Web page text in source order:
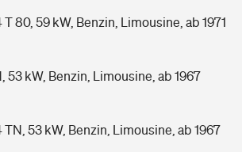
80, 59 kW, Benzin, Limousine, ab 1971
53 kW, Benzin, Limousine, ab 1967
53 kW, Benzin, Limousine, ab 1967